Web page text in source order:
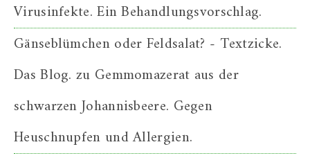
Virusinfekte. Ein Behandlungsvorschlag.
Gänseblümchen oder Feldsalat? - Textzicke.
Das Blog. zu Gemmomazerat aus der
schwarzen Johannisbeere. Gegen
Heuschnupfen und Allergien.